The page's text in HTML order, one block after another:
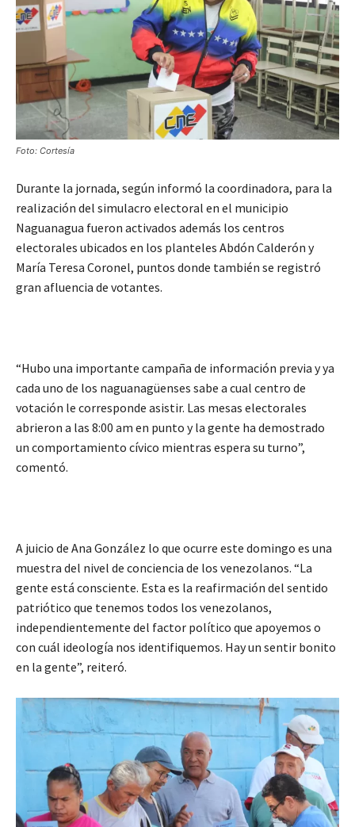
Foto: Cortesía
Durante la jornada, según informó la coordinadora, para la
realización del simulacro electoral en el municipio
Naguanagua fueron activados además los centros
electorales ubicados en los planteles Abdón Calderón y
María Teresa Coronel, puntos donde también se registró
gran afluencia de votantes.
“Hubo una importante campaña de información previa y ya
cada uno de los naguanagüenses sabe a cual centro de
votación le corresponde asistir. Las mesas electorales
abrieron a las 8:00 am en punto y la gente ha demostrado
un comportamiento cívico mientras espera su turno”,
comentó.
A juicio de Ana González lo que ocurre este domingo es una
muestra del nivel de conciencia de los venezolanos. “La
gente está consciente. Esta es la reafirmación del sentido
patriótico que tenemos todos los venezolanos,
independientemente del factor político que apoyemos o
con cuál ideología nos identifiquemos. Hay un sentir bonito
en la gente”, reiteró.